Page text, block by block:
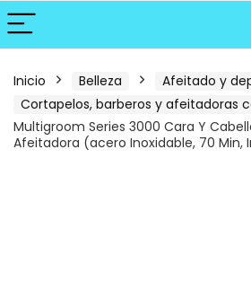
Inicio Belleza
Afeitado y
Cortapelos, barberos y afeitadoras
Multigroom Series 3000 Cara Y
Afeitadora (acero Inoxidable, 70 Min,